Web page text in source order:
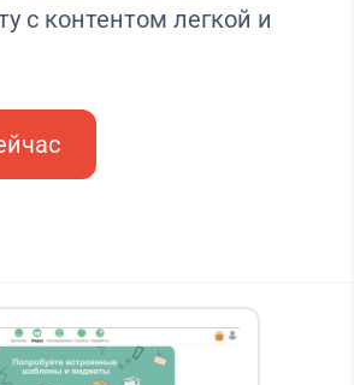
с контентом легкой и